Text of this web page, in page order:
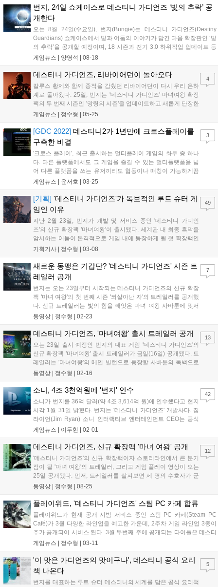
번지, 24일 쇼케이스로 데스티니 가디언즈 ‘빛의 추락’ 공
개한다
오는 8월 24일(수요일), 번지(Bungie)는 데스티니 가디언즈(Destiny
Guardians) 쇼케이스에서 빛과 어둠의 이야기가 담긴 다음 확장판인 ‘빛
의 추락’을 공개할 예정이며, 18 시즌과 전기 3.0 하위직업 업데이트 등
에 대해서도 발표한다고 밝혔다. 번지는 이번 쇼케이스의 트레일러 영상
게임뉴스 | 양영석 08-18
데스티니 가디언즈, 리바이어던이 돌아오다
칼루스 황제와 함께 종적을 감췄던 리바이어던이 다시 우리 은하
계로 돌아왔다. 25일, 번지는 '데스티니 가디언즈' 마녀여왕 확장
팩의 두 번째 시즌인 '망령의 시즌'을 업데이트하고 새롭게 단장한
태양 3.0을 소개했다. '망령의 시즌'은 기갑단의 잔 황제인 칼루스
다. 공개된 트레일러를 살펴보면 한...
게임뉴스 | 정수형 05-25
4
[GDC 2022] 데스티니2가 1년만에 크로스플레이를
구축한 비결
'크로스 플레이', 최근 출시하는 멀티플레이 게임의 화두 중 하나
다. 다른 플랫폼에서도 그 게임을 즐길 수 있는 멀티플랫폼을 넘
어 다른 플랫폼을 쓰는 유저끼리도 협동이나 매칭이 가능하게끔
하는 기술로, 유저 수가 중요한 멀티플레이 게임에 있어서 가장
이를 상정하고 나오는 케이스가 많지만, 5...
게임뉴스 | 윤서호 03-25
3
[기획] '데스티니 가디언즈'가 독보적인 루트 슈터 게
임인 이유
지난 2월 23일, 번지가 개발 및 서비스 중인 '데스티니 가디언
즈'의 신규 확장팩 '마녀여왕'이 출시됐다. 세계관 내 최종 흑막을
암시하는 어둠이 본격적으로 게임 내에 등장하게 될 첫 확장팩인
만큼 출시 전부터 많은 기대를 받았으며, 이에 보답하듯 등장한
오픈크리틱 89점이라는 높은 점수를...
기획기사 | 정수형 03-08
49
새로운 동맹은 기갑단? '데스티니 가디언즈' 시즌 트
레일러 공개
번지는 오는 23일부터 시작되는 데스티니 가디언즈의 신규 확장
팩 '마녀 여왕'의 첫 번째 시즌 '되살아난 자'의 트레일러를 공개했
다. 신규 트레일러는 빛의 힘을 빼앗은 마녀 여왕 사바툰에 맞서
선봉대의 대장 자발라 사령관이 기갑단의 여제 카이아틀에게 지
카이아틀의 용사를 상대로 승리를 쟁취한...
동영상 | 정수형 02-23
7
데스티니 가디언즈, '마녀여왕' 출시 트레일러 공개
오는 23일 출시 예정인 번지의 대표 게임 '데스티니 가디언즈'의
신규 확장팩 '마녀여왕' 출시 트레일러가 금일(16일) 공개됐다. 트
레일러는 '마녀여왕'의 메인 빌런으로 등장할 사바툰의 독백으로
시작한다. 이번 확장팩은 수호자에게 강력한 힘을 부여해줬던 여
다. 사바툰은 빛의 힘을 훔쳐 수호자...
동영상 | 정수형 02-16
13
소니, 4조 3천억원에 '번지' 인수
소니가 번지를 36억 달러(약 4조 3,614억 원)에 인수했다고 현지
시각 1월 31일 밝혔다. 번지는 '데스티니 가디언즈' 개발사다. 짐
라이언(Jim Ryan) 소니 인터랙티브 엔터테인먼트 CEO는 공식
블로그를 통해 "번지가 플레이스테이션 구성원이 됐음을 발표하
플랫폼 스튜디오로 남을...
게임뉴스 | 이두현 02-01
42
데스티니 가디언즈, 신규 확장팩 '마녀 여왕' 공개
'데스티니 가디언즈'의 신규 확장팩이자 스토리라인에서 큰 분기
점이 될 '마녀 여왕'의 트레일러, 그리고 게임 플레이 영상이 오는
25일 공개됐다. 먼저, 트레일러를 살펴보면 세 명의 수호자가 군
체 여왕 '사바툰'이 자리 잡은 늪지대를 향해 천천히 걸어가는 모
수호자들과 작전판을 바라보며, 무언가를...
동영상 | 정수형 08-25
12
플레이위드, '데스티니 가디언즈' 스팀 PC 카페 합류
플레이위드가 현재 공개 시범 서비스 중인 스팀 PC 카페(Steam PC
Café)가 3월 다양한 라인업을 예고한 가운데, 2주차 게임 라인업 3종이
추가 공개되어 서비스 된다. 3월 두번째 주에 공개되는 타이틀은 데스티
니 가디언즈(Destiny2 개...
게임뉴스 | 정수형 03-11
'이 맛은 가디언즈의 맛이구나', 데스티니 공식 요리
책 나온다
번지를 대표하는 루트 슈터 데스티니의 세계를 담은 공식 요리책
5